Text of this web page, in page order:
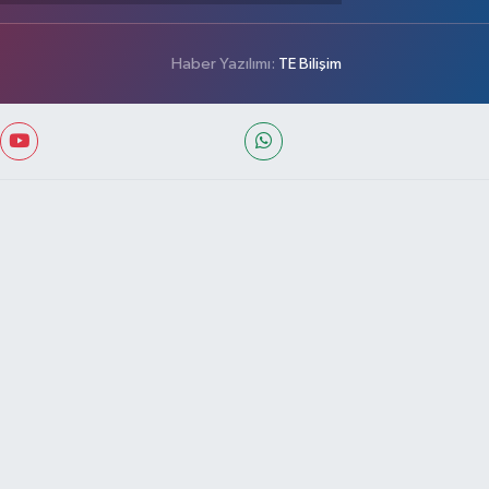
Haber Yazılımı: TE Bilişim